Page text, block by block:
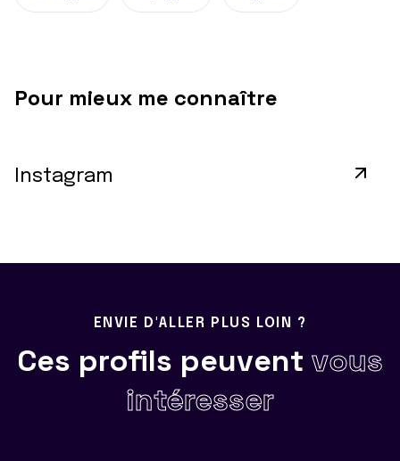
Pour mieux me connaître
Instagram
ENVIE D'ALLER PLUS LOIN ?
Ces profils peuvent vous
intéresser